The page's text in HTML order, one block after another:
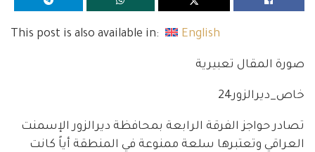
This post is also available in: English
صورة المقال تعبيرية
خاص_ديرالزور24
تصادر حواجز الفرقة الرابعة بمحافظة ديرالزور الإسمنت
العراقي وتعتبرها سلعة ممنوعة في المنطقة أياً كانت